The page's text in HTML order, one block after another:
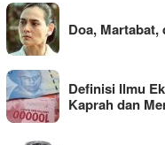
Doa,
Definisi Ilmu
Kaprah dan